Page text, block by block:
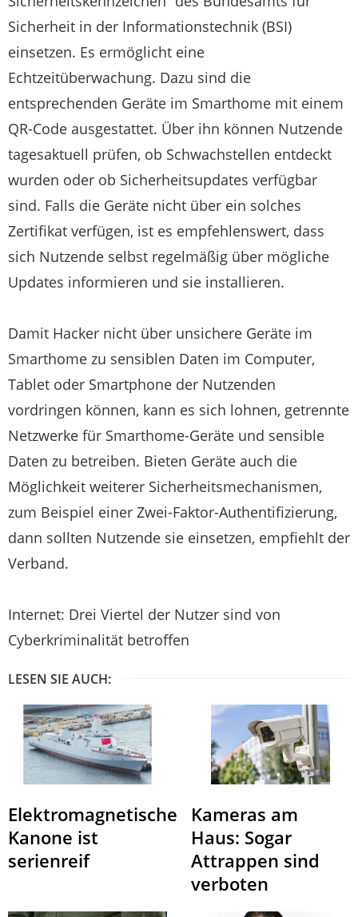
Sicherheit in der Informationstechnik (BSI)
einsetzen. Es ermöglicht eine
Echtzeitüberwachung. Dazu sind die
entsprechenden Geräte im Smarthome mit einem
QR-Code ausgestattet. Über ihn können Nutzende
tagesaktuell prüfen, ob Schwachstellen entdeckt
wurden oder ob Sicherheitsupdates verfügbar
sind. Falls die Geräte nicht über ein solches
Zertifikat verfügen, ist es empfehlenswert, dass
sich Nutzende selbst regelmäßig über mögliche
Updates informieren und sie installieren.
Damit Hacker nicht über unsichere Geräte im
Smarthome zu sensiblen Daten im Computer,
Tablet oder Smartphone der Nutzenden
vordringen können, kann es sich lohnen, getrennte
Netzwerke für Smarthome-Geräte und sensible
Daten zu betreiben. Bieten Geräte auch die
Möglichkeit weiterer Sicherheitsmechanismen,
zum Beispiel einer Zwei-Faktor-Authentifizierung,
dann sollten Nutzende sie einsetzen, empfiehlt der
Verband.
Internet: Drei Viertel der Nutzer sind von
Cyberkriminalität betroffen
LESEN SIE AUCH:
Elektromagnetische
Kanone ist
serienreif
Kameras am
Haus: Sogar
Attrappen sind
verboten